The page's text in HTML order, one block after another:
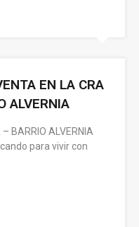
EN LA CRA
ALVERNIA
BARRIO ALVERNIA
para vivir con